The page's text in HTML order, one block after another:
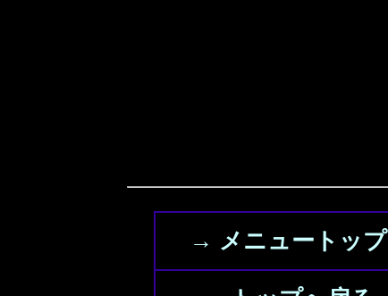
→ メニュートップ